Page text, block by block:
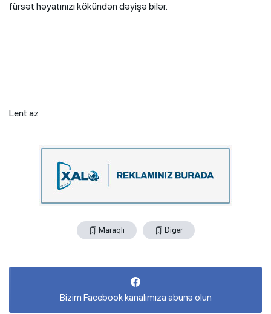
fürsət həyatınızı kökündən dəyişə bilər.
Lent.az
Maraqlı Digər
Bizim Facebook kanalımıza abunə olun